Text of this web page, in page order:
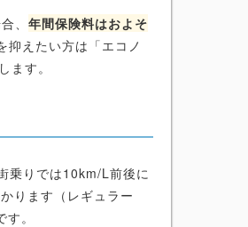
、年間保険料はおよそ
抑えたい方は「エコノ
ます。
乗りでは10km/L前後に
ります（レギュラー
。